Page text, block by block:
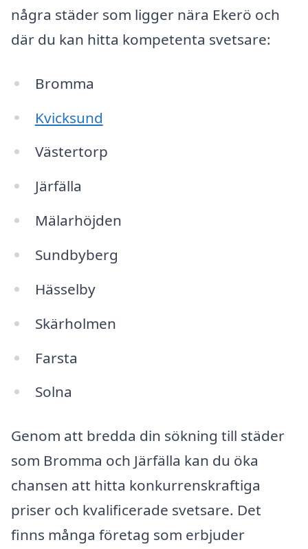
några städer som ligger nära Ekerö och
där du kan hitta kompetenta svetsare:
Bromma
Kvicksund
Västertorp
Järfälla
Mälarhöjden
Sundbyberg
Hässelby
Skärholmen
Farsta
Solna
Genom att bredda din sökning till städer
som Bromma och Järfälla kan du öka
chansen att hitta konkurrenskraftiga
priser och kvalificerade svetsare. Det
finns många företag som erbjuder